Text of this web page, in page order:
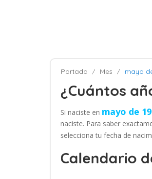
Portada Mes mayo
¿Cuántos
Si naciste en mayo de
naciste. Para saber
selecciona tu fecha de
Calendario